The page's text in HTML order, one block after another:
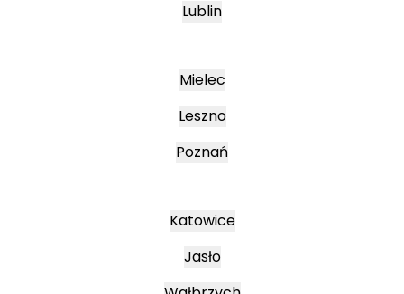
Lublin
Mielec
Leszno
Poznań
Katowice
Jasło